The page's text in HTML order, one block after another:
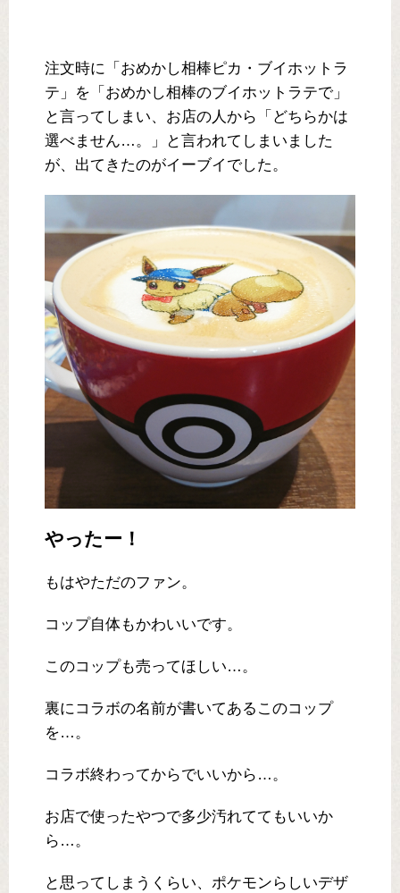
注文時に「おめかし相棒ピカ・ブイホットラ
テ」を「おめかし相棒のブイホットラテで」
と言ってしまい、お店の人から「どちらかは
選べません…。」と言われてしまいました
が、出てきたのがイーブイでした。
やったー！
もはやただのファン。
コップ自体もかわいいです。
このコップも売ってほしい…。
裏にコラボの名前が書いてあるこのコップ
を…。
コラボ終わってからでいいから…。
お店で使ったやつで多少汚れててもいいか
ら…。
と思ってしまうくらい、ポケモンらしいデザ